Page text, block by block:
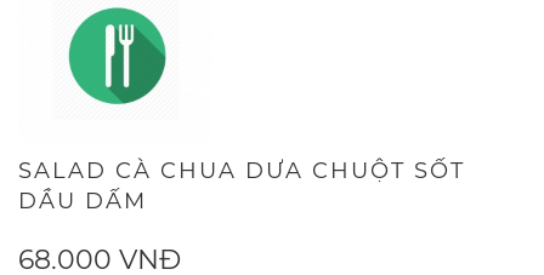
SALAD CÀ CHUA DƯA CHUỘT SỐT
DẦU DẤM
68.000 VNĐ